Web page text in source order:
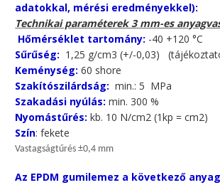
adatokkal, mérési eredményekkel):
Technikai paraméterek 3 mm-es
Hőmérséklet tartomány: -40 +120 °C
Sűrűség: 1,25 g/cm3 (+/-0,03)
Keménység:60 shore
Szakítószilárdság: min.: 5 MPa
Szakadási nyúlás: min. 300 %
Nyomástűrés: kb. 10 N/cm2 (1kp = cm2)
Szín: fekete
Vastagságtűrés ±0,4 mm
Az EPDM gumilemez a következő